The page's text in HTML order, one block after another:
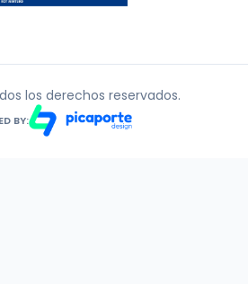
los derechos reservados.
BY: